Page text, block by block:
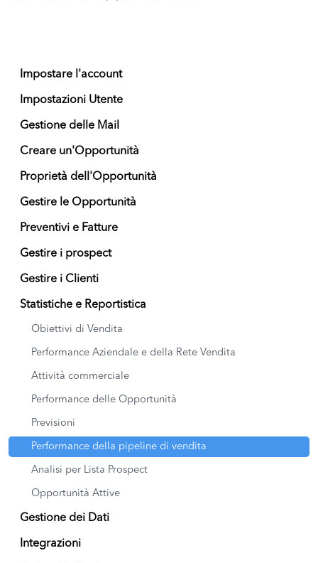
Impostare l'account
Impostazioni Utente
Gestione delle Mail
Creare un'Opportunità
Proprietà dell'Opportunità
Gestire le Opportunità
Preventivi e Fatture
Gestire i prospect
Gestire i Clienti
Statistiche e Reportistica
Obiettivi di Vendita
Performance Aziendale e della Rete Vendita
Attività commerciale
Performance delle Opportunità
Previsioni
Performance della pipeline di vendita
Analisi per Lista Prospect
Opportunità Attive
Gestione dei Dati
Integrazioni